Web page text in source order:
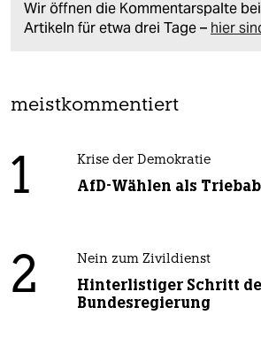
Wir öffnen die Kommentarspalte
Artikeln für etwa drei Tage – hier
meistkommentiert
1 Krise der Demokratie
AfD-Wählen als
2 Nein zum Zivildienst
Hinterlistiger Schritt
Bundesregierung